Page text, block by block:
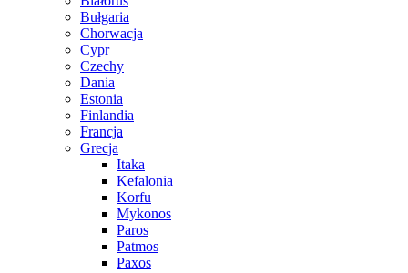
Bułgaria
Chorwacja
Cypr
Czechy
Dania
Estonia
Finlandia
Francja
Grecja
Itaka
Kefalonia
Korfu
Mykonos
Paros
Patmos
Paxos